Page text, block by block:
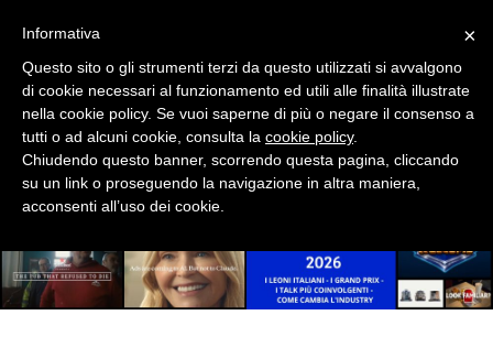
RADIO / AUDIO
TV
DATI
×
Informativa
Questo sito o gli strumenti terzi da questo utilizzati si avvalgono
di cookie necessari al funzionamento ed utili alle finalità illustrate
nella cookie policy. Se vuoi saperne di più o negare il consenso a
tutti o ad alcuni cookie, consulta la cookie policy.
Chiudendo questo banner, scorrendo questa pagina, cliccando
su un link o proseguendo la navigazione in altra maniera,
acconsenti all’uso dei cookie.